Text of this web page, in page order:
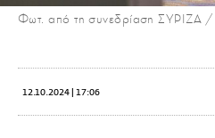
Φωτ. από τη συνεδρίαση ΣΥΡΙΖΑ /
12.10.2024 | 17:06